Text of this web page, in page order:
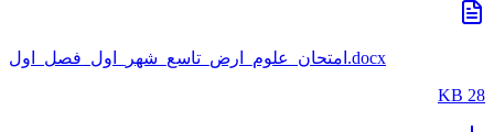
امتحان_علوم_ارض_تاسع_شهر_اول_فصل_اول.docx
28 KB